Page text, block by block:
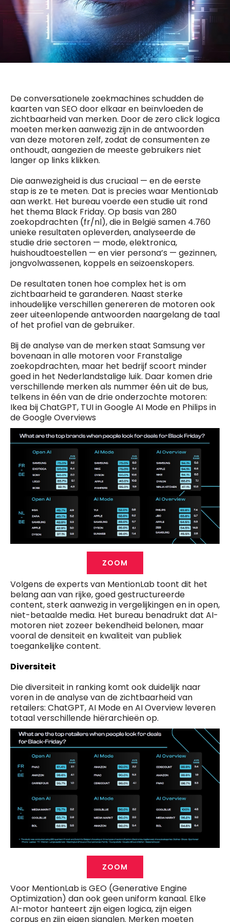
De conversationele zoekmachines schudden de
kaarten van SEO door elkaar en beïnvloeden de
zichtbaarheid van merken. Door de zero click logica
moeten merken aanwezig zijn in de antwoorden
van deze motoren zelf, zodat de consumenten ze
onthoudt, aangezien de meeste gebruikers niet
langer op links klikken.
Die aanwezigheid is dus cruciaal — en de eerste
stap is ze te meten. Dat is precies waar MentionLab
aan werkt. Het bureau voerde een studie uit rond
het thema Black Friday. Op basis van 280
zoekopdrachten (fr/nl), die in België samen 4.760
unieke resultaten opleverden, analyseerde de
studie drie sectoren — mode, elektronica,
huishoudtoestellen — en vier persona’s — gezinnen,
jongvolwassenen, koppels en seizoenskopers.
De resultaten tonen hoe complex het is om
zichtbaarheid te garanderen. Naast sterke
inhoudelijke verschillen genereren de motoren ook
zeer uiteenlopende antwoorden naargelang de taal
of het profiel van de gebruiker.
Bij de analyse van de merken staat Samsung ver
bovenaan in alle motoren voor Franstalige
zoekopdrachten, maar het bedrijf scoort minder
goed in het Nederlandstalige luik. Daar komen drie
verschillende merken als nummer één uit de bus,
telkens in één van de drie onderzochte motoren:
Ikea bij ChatGPT, TUI in Google AI Mode en Philips in
de Google Overviews
ZOOM
Volgens de experts van MentionLab toont dit het
belang aan van rijke, goed gestructureerde
content, sterk aanwezig in vergelijkingen en in open,
niet-betaalde media. Het bureau benadrukt dat AI-
motoren niet zozeer bekendheid belonen, maar
vooral de densiteit en kwaliteit van publiek
toegankelijke content.
Diversiteit
Die diversiteit in ranking komt ook duidelijk naar
voren in de analyse van de zichtbaarheid van
retailers: ChatGPT, AI Mode en AI Overview leveren
totaal verschillende hiërarchieën op.
ZOOM
Voor MentionLab is GEO (Generative Engine
Optimization) dan ook geen uniform kanaal. Elke
AI-motor hanteert zijn eigen logica, zijn eigen
corpus en zijn eigen signalen. Merken moeten
Fred Bouchar
0498 88 64 89
f.bouchar@mm.be
Chief Editor
Griet Byl
Chief Editor
Damien Lemaire
0477 37 31 65
d.lemaire@mm.be
BEVESTIGEN
Daily
Freemium
access
1 x week
MM Tech
10 x year
MM Best of
Research
10 x year
MM Blue
4 x year
MM Magazine
(digital)
Vragen ?